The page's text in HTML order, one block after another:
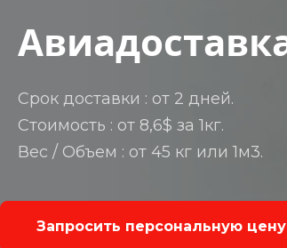
Срок доставки : от 2 дней.
Стоимость : от 8,6$ за 1кг.
Вес / Объем : от 45 кг или 1м3.
Запросить персональную цену